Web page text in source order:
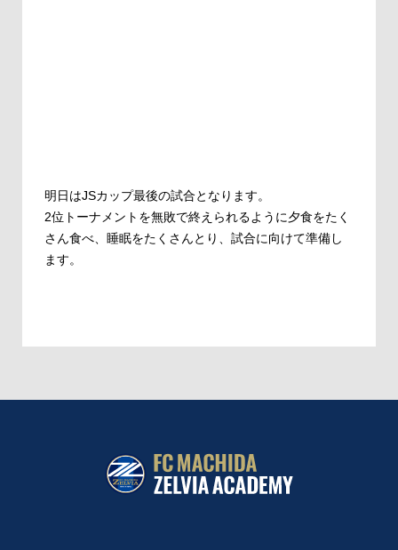
明日はJSカップ最後の試合となります。
2位トーナメントを無敗で終えられるように夕食をたく
さん食べ、睡眠をたくさんとり、試合に向けて準備し
ます。